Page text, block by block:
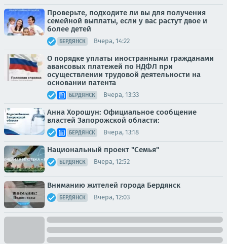
Проверьте, подходите ли вы для получения
семейной выплаты, если у вас растут двое и
более детей
БЕРДЯНСК Вчера, 14:22
О порядке уплаты иностранными гражданами
авансовых платежей по НДФЛ при
осуществлении трудовой деятельности на
основании патента
БЕРДЯНСК Вчера, 13:33
Анна Хорошун: Официальное сообщение
властей Запорожской области:
БЕРДЯНСК Вчера, 13:18
Национальный проект "Семья"
БЕРДЯНСК Вчера, 12:52
Вниманию жителей города Бердянск
БЕРДЯНСК Вчера, 12:03